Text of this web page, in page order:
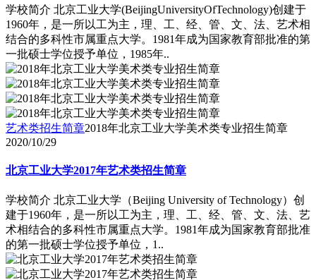
学校简介 北京工业大学(BeijingUniversityOfTechnology)创建于
1960年，是一所以工为主，理、工、经、管、文、法、艺术相
结合的多科性市属重点大学。1981年成为国家教育部批准的第
一批硕士学位授予单位，1985年..
艺术类招生简章2018年北京工业大学美术类专业招生简章
2020/10/29
北京工业大学2017年艺术类招生简章
学校简介 北京工业大学（Beijing University of Technology）创
建于1960年，是一所以工为主，理、工、经、管、文、法、艺
术相结合的多科性市属重点大学。1981年成为国家教育部批准
的第一批硕士学位授予单位，1..